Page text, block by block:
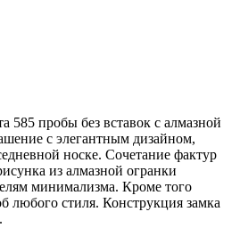
585 пробы без вставок с алмазной
с элегантным дизайном,
носке. Сочетание фактур
из алмазной огранки
минимализма. Кроме того
любого стиля. Конструкция замка